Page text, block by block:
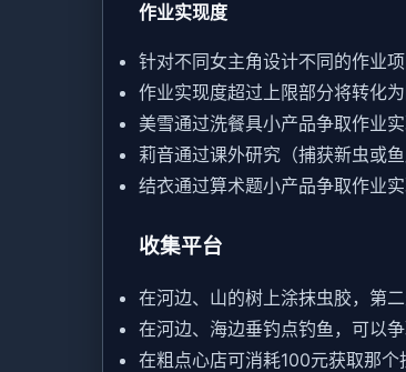
作业实现度
针对不同女主角设计不同的作业项
作业实现度超过上限部分将转化为
美雪通过洗餐具小产品争取作业实
莉音通过课外研究（捕获新虫或
结衣通过算术题小产品争取作业实
收集平台
在河边、山的树上涂抹虫胶，第
在河边、海边垂钓点钓鱼，可以
在粗点心店可消耗100元获取那个